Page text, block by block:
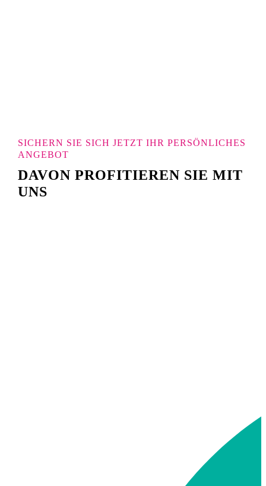
SICHERN SIE SICH JETZT IHR PERSÖNLICHES
ANGEBOT
DAVON PROFITIEREN SIE MIT
UNS